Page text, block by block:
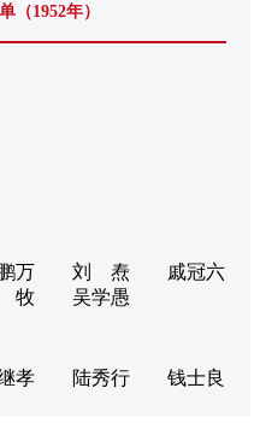
（1952年）
万 刘 焘
戚冠六
牧 吴学愚
孝 陆秀行 钱士良